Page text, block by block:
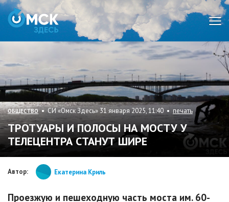
ОБЩЕСТВО• СИ «Омск Здесь» 31 января 2025, 11:40 • печать
ТРОТУАРЫ И ПОЛОСЫ НА МОСТУ У
ТЕЛЕЦЕНТРА СТАНУТ ШИРЕ
Автор: Екатерина Криль
Проезжую и пешеходную часть моста им. 60-